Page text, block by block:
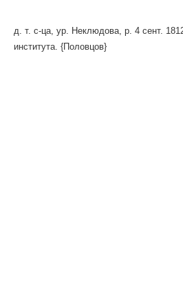
д. т. с-ца, ур. Неклюдова, р. 4 сент.
института. {Половцов}